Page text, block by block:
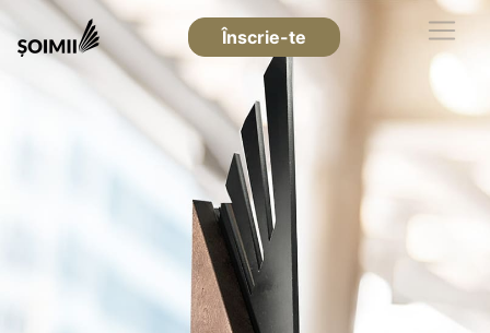
Înscrie-te